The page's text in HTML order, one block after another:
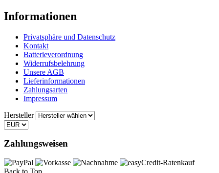
Informationen
Privatsphäre und Datenschutz
Kontakt
Batterieverordnung
Widerrufsbelehrung
Unsere AGB
Lieferinformationen
Zahlungsarten
Impressum
Hersteller
Zahlungsweisen
Back to Top